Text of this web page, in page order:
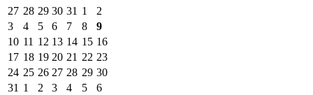
27 28 29 30 31 1
2
3
4 5 6 7 8
9
10 11 12 13 14 15 16
17 18 19 20 21 22 23
24 25 26 27 28 29 30
31 1 2 3 4 5 6